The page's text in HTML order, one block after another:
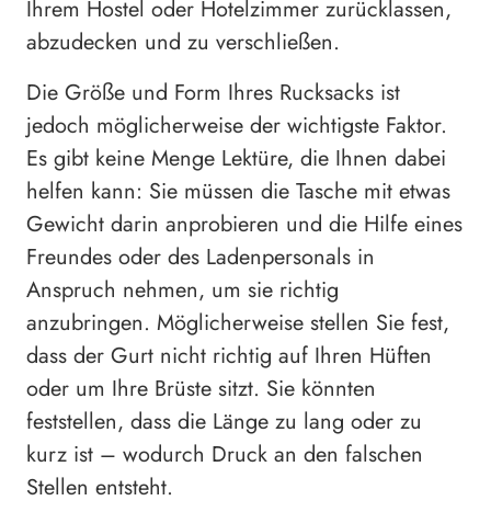
Ihrem Hostel oder Hotelzimmer zurücklassen,
abzudecken und zu verschließen.
Die Größe und Form Ihres Rucksacks ist
jedoch möglicherweise der wichtigste Faktor.
Es gibt keine Menge Lektüre, die Ihnen dabei
helfen kann: Sie müssen die Tasche mit etwas
Gewicht darin anprobieren und die Hilfe eines
Freundes oder des Ladenpersonals in
Anspruch nehmen, um sie richtig
anzubringen. Möglicherweise stellen Sie fest,
dass der Gurt nicht richtig auf Ihren Hüften
oder um Ihre Brüste sitzt. Sie könnten
feststellen, dass die Länge zu lang oder zu
kurz ist – wodurch Druck an den falschen
Stellen entsteht.